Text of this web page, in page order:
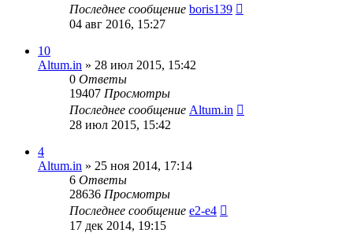
Последнее сообщение boris139
04 авг 2016, 15:27
10
Altum.in » 28 июл 2015, 15:42
0 Ответы
19407 Просмотры
Последнее сообщение Altum.in
28 июл 2015, 15:42
4
Altum.in » 25 ноя 2014, 17:14
6 Ответы
28636 Просмотры
Последнее сообщение e2-e4
17 дек 2014, 19:15